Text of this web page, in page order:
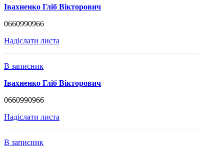
Івахненко Гліб Вікторович
0660990966
Надіслати листа
В записник
Івахненко Гліб Вікторович
0660990966
Надіслати листа
В записник